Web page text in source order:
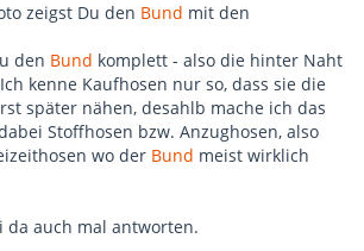
zeigst Du den Bund mit den
den Bund komplett - also die hinter Naht
kenne Kaufhosen nur so, dass sie die
später nähen, desahlb mache ich das
Stoffhosen bzw. Anzughosen, also
wo der Bund meist wirklich
da auch mal antworten.